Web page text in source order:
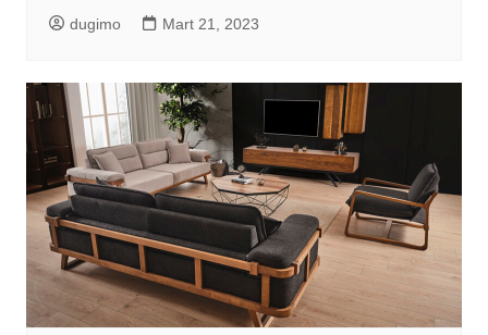
dugimo Mart 21, 2023